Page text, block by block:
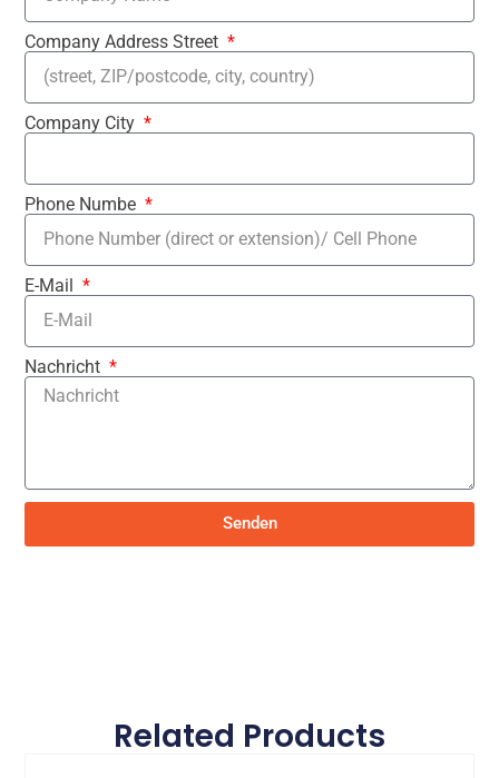
Company Address Street
Company City
Phone Numbe
E-Mail
Nachricht
Senden
Related Products